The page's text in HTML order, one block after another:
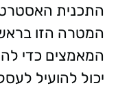
התכנית
המטרה הזו
המאמצים כדי
יכול להועיל